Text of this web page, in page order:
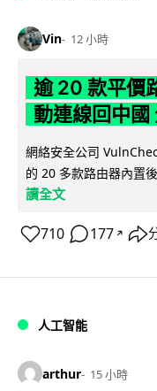
Vin 12 小時
逾 20 款平價
動連線回中國
網絡安全公司
的 20 多款路由器內置
讀全文
710 177 ↗
人工智能
arthur 15 小時